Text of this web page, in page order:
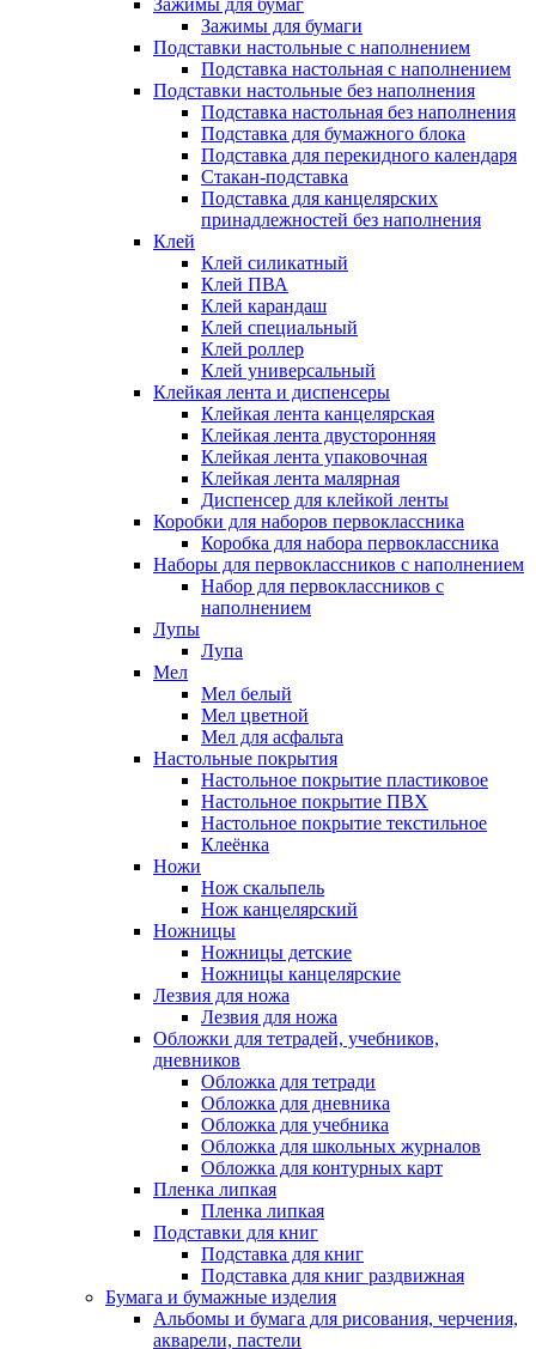
Зажимы для бумаг
Зажимы для бумаги
Подставки настольные с наполнением
Подставка настольная с наполнением
Подставки настольные без наполнения
Подставка настольная без наполнения
Подставка для бумажного блока
Подставка для перекидного календаря
Стакан-подставка
Подставка для канцелярских
принадлежностей без наполнения
Клей
Клей силикатный
Клей ПВА
Клей карандаш
Клей специальный
Клей роллер
Клей универсальный
Клейкая лента и диспенсеры
Клейкая лента канцелярская
Клейкая лента двусторонняя
Клейкая лента упаковочная
Клейкая лента малярная
Диспенсер для клейкой ленты
Коробки для наборов первоклассника
Коробка для набора первоклассника
Наборы для первоклассников с наполнением
Набор для первоклассников с
наполнением
Лупы
Лупа
Мел
Мел белый
Мел цветной
Мел для асфальта
Настольные покрытия
Настольное покрытие пластиковое
Настольное покрытие ПВХ
Настольное покрытие текстильное
Клеёнка
Ножи
Нож скальпель
Нож канцелярский
Ножницы
Ножницы детские
Ножницы канцелярские
Лезвия для ножа
Лезвия для ножа
Обложки для тетрадей, учебников,
дневников
Обложка для тетради
Обложка для дневника
Обложка для учебника
Обложка для школьных журналов
Обложка для контурных карт
Пленка липкая
Пленка липкая
Подставки для книг
Подставка для книг
Подставка для книг раздвижная
Бумага и бумажные изделия
Альбомы и бумага для рисования, черчения,
акварели, пастели